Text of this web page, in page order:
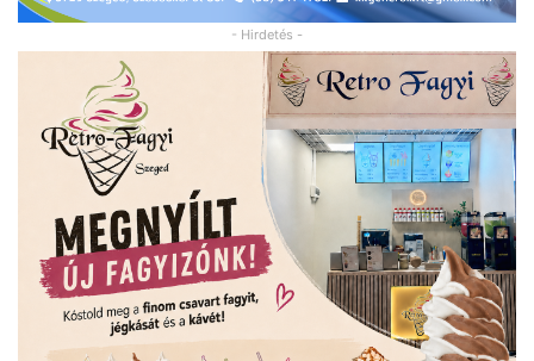
- Hirdetés -